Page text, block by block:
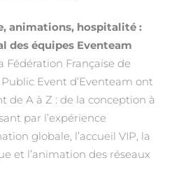
animations, hospitalité :
des équipes Eventeam
Fédération Française de
Event d’Eventeam ont
de A à Z : de la conception à
par l’expérience
globale, l’accueil VIP, la
et l’animation des réseaux